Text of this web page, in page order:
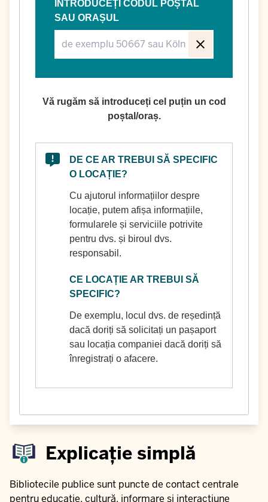
INTRODUCEȚI CODUL POȘTAL
SAU ORAȘUL
Vă rugăm să introduceți cel puțin un cod
poștal/oraș.
DE CE AR TREBUI SĂ SPECIFIC
O LOCAȚIE?
Cu ajutorul informațiilor despre
locație, putem afișa informațiile,
formularele și serviciile potrivite
pentru dvs. și biroul dvs.
responsabil.
CE LOCAȚIE AR TREBUI SĂ
SPECIFIC?
De exemplu, locul dvs. de reședință
dacă doriți să solicitați un pașaport
sau locația companiei dacă doriți să
înregistrați o afacere.
Explicație simplă
Bibliotecile publice sunt puncte de contact centrale
pentru educație, cultură, informare și interacțiune